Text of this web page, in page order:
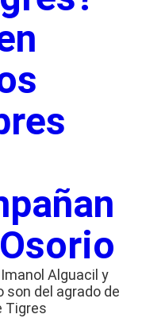
Alguacil y
son del agrado de
Tigres